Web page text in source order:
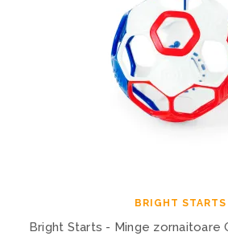
BRIGHT STARTS
Bright Starts - Minge zornaitoare